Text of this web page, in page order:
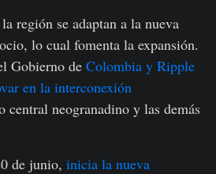
región se adaptan a la nueva
lo cual fomenta la expansión.
Gobierno de Colombia y Ripple
en la interconexión
central neogranadino y las demás
de junio, inicia la nueva